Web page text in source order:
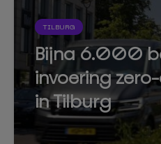
TILBURG
Bijna 6.000
invoering
in Tilburg